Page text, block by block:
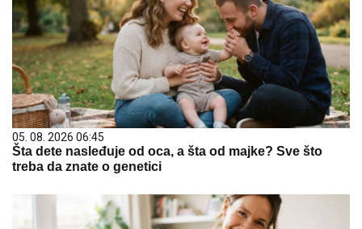
05. 08. 2026 06:45
Šta dete nasleđuje od oca, a šta od majke? Sve što
treba da znate o genetici